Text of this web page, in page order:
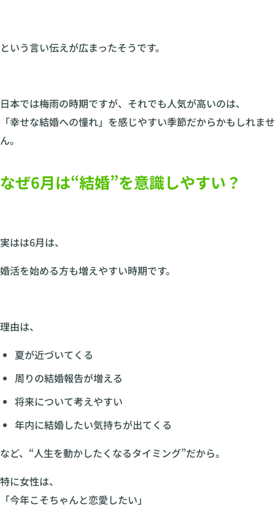
という言い伝えが広まったそうです。
日本では梅雨の時期ですが、それでも人気が高いのは、
「幸せな結婚への憧れ」を感じやすい季節だからかもしれませ
ん。
なぜ6月は“結婚”を意識しやすい？
実はは6月は、
婚活を始める方も増えやすい時期です。
理由は、
夏が近づいてくる
周りの結婚報告が増える
将来について考えやすい
年内に結婚したい気持ちが出てくる
など、“人生を動かしたくなるタイミング”だから。
特に女性は、
「今年こそちゃんと恋愛したい」